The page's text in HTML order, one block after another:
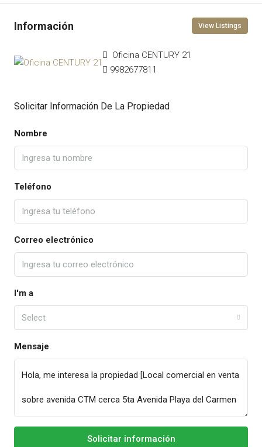
View Listings
Oficina CENTURY 21
9982677811
Solicitar Información De La Propiedad
Nombre
Teléfono
Correo electrónico
I'm a
Select
Mensaje
Solicitar información